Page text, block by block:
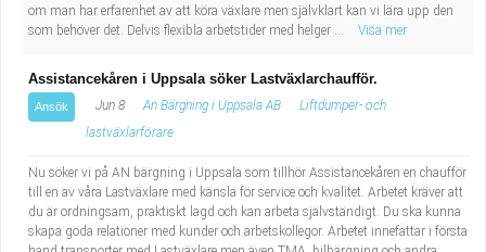
om man har erfarenhet av att köra växlare men självklart kan vi lära upp den
som behöver det. Delvis flexibla arbetstider med helger ...
Visa mer
Assistancekåren i Uppsala söker Lastväxlarchaufför.
Ansök Jun 8 An Bärgning i Uppsala AB
Liftdumper- och
lastväxlarförare
Nu söker vi på AN bärgning i Uppsala som tillhör Assistancekåren en chaufför
till en av våra Lastväxlare med känsla för service och kvalitet. Arbetet kräver att
du är ordningsam, praktiskt lagd och kan arbeta självständigt. Du ska kunna
skapa goda relationer med kunder och arbetskollegor. Arbetet innefattar i första